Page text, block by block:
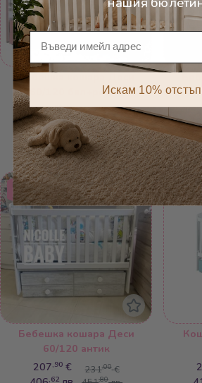
Бебешка кошара Деси
60/120 бял+розов
207,90 €
406,62 лв.
231 ,00 €
451,80 лв.
Избери вариант
Безплатна
доставка
10%
Бебешка кошара Деси
60/120 антик
207,90 €
,62
231,00 €
,80
Имейл
Искам 10%